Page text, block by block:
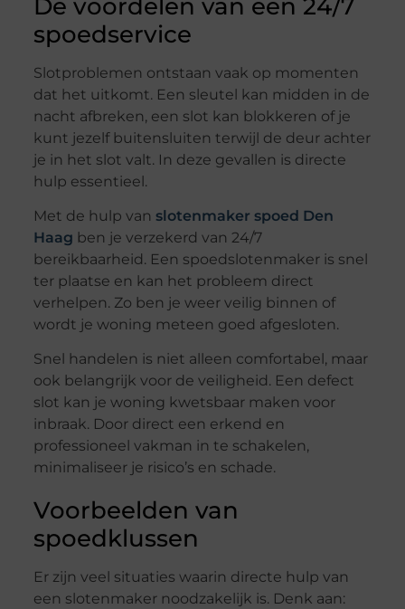
De voordelen van een 24/7
spoedservice
Slotproblemen ontstaan vaak op momenten
dat het uitkomt. Een sleutel kan midden in de
nacht afbreken, een slot kan blokkeren of je
kunt jezelf buitensluiten terwijl de deur achter
je in het slot valt. In deze gevallen is directe
hulp essentieel.
Met de hulp van slotenmaker spoed Den
Haag ben je verzekerd van 24/7
bereikbaarheid. Een spoedslotenmaker is snel
ter plaatse en kan het probleem direct
verhelpen. Zo ben je weer veilig binnen of
wordt je woning meteen goed afgesloten.
Snel handelen is niet alleen comfortabel, maar
ook belangrijk voor de veiligheid. Een defect
slot kan je woning kwetsbaar maken voor
inbraak. Door direct een erkend en
professioneel vakman in te schakelen,
minimaliseer je risico’s en schade.
Voorbeelden van
spoedklussen
Er zijn veel situaties waarin directe hulp van
een slotenmaker noodzakelijk is. Denk aan: